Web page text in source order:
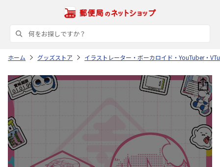
ホーム グッズストア イラストレーター・ボーカロイド・YouTuber・